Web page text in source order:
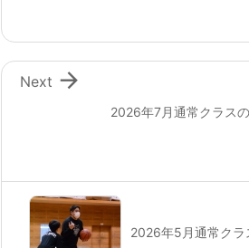
2026年7月通常クラス

Next
2026年5月通常クラ